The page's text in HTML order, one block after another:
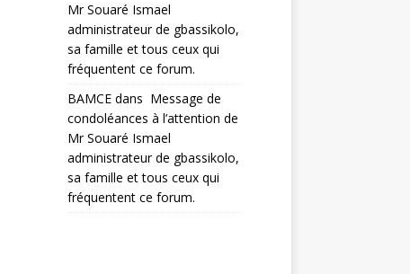
Mr Souaré Ismael
administrateur de gbassikolo,
sa famille et tous ceux qui
fréquentent ce forum.
BAMCEdans Message de
condoléances à l’attention de
Mr Souaré Ismael
administrateur de gbassikolo,
sa famille et tous ceux qui
fréquentent ce forum.